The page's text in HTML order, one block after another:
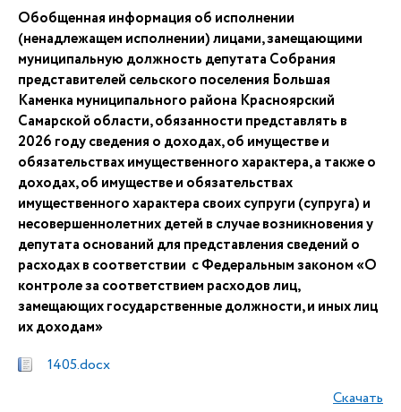
Обобщенная информация об исполнении
(ненадлежащем исполнении) лицами, замещающими
муниципальную должность депутата Собрания
представителей сельского поселения Большая
Каменка муниципального района Красноярский
Самарской области, обязанности представлять в
2026 году сведения о доходах, об имуществе и
обязательствах имущественного характера, а также о
доходах, об имуществе и обязательствах
имущественного характера своих супруги (супруга) и
несовершеннолетних детей в случае возникновения у
депутата оснований для представления сведений о
расходах в соответствии с Федеральным законом «О
контроле за соответствием расходов лиц,
замещающих государственные должности, и иных лиц
их доходам»
1405.docx
Скачать